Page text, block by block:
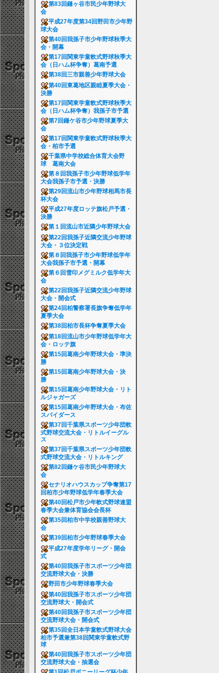
第83回鎌ヶ谷市民少年野球大
会
平成27年度第34回野田市少年野
球大会
第40回我孫子市少年野球秋季大
会・開幕
第17回関東学童軟式野球秋季大
会（日ハム杯争奪）葛南予選
第38回三市親善少年野球大会
第40回東葛地区親睦夏季大会・
決勝
第17回関東学童軟式野球秋季大
会（日ハム杯争奪）我孫子市予選
第7回鎌ケ谷市少年野球夏季大
会
第17回関東学童軟式野球秋季大
会・柏市予選
千葉県中学校総合体育大会野
球 葛南大会
第８回我孫子市少年野球低学年
大会我孫子市予選・決勝
第29回流山市少年野球相馬市長
杯大会
平成27年度ロッテ旗松戸予選・
決勝
第１回流山市近隣少年野球大会
第22回我孫子近隣交流少年野球
大会・３位決定戦
第８回我孫子市少年野球低学年
大会我孫子市予選・開幕
第６回雪印メグミルク低学年大
会
第22回我孫子近隣交流少年野球
大会・開会式
第24回柏警察署長旗争奪低学年
夏季大会
第38回柏市長杯争奪夏季大会
第18回流山市少年野球低学年大
会・ロッテ旗
第15回葛南少年野球大会・準決
勝
第15回葛南少年野球大会・決
勝
第15回葛南少年野球大会・リト
ルジャガーズ
第15回葛南少年野球大会・布佐
スパイダース
第37回千葉県スポーツ少年団軟
式野球交流大会・リトルイーグル
ス
第37回千葉県スポーツ少年団軟
式野球交流大会・リトルキング
第82回鎌ケ谷市民少年野球大
会
セナリオハウスカップ争奪第17
回柏市少年野球低学年春季大会
第40回松戸市少年軟式野球連盟
春季大会兼体育協会会長杯
第35回柏市中学校親善野球大
会
第39回柏市少年野球春季大会
平成27年度学年リーグ・開会
式
第40回我孫子市スポーツ少年団
交流野球大会・決勝
野田市少年野球春季大会
第40回我孫子市スポーツ少年団
交流野球大・開会式
第40回我孫子市スポーツ少年団
交流野球大会・開会式
第35回全日本学童軟式野球大会
柏市予選兼第38回関東学童軟式野
球
第40回我孫子市スポーツ少年団
交流野球大会・抽選会